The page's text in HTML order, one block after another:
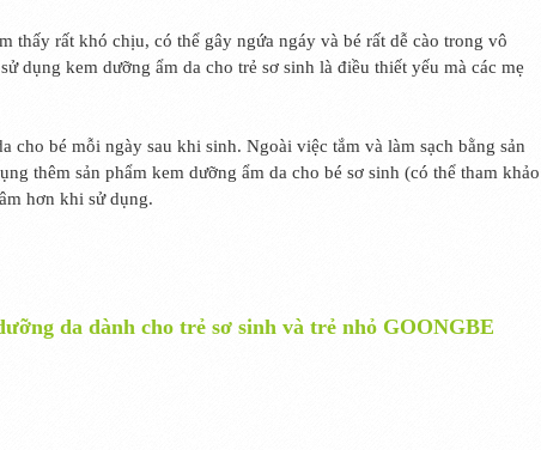
thấy rất khó chịu, có thể gây ngứa ngáy và bé rất dễ cào trong vô
dụng kem dưỡng ẩm da cho trẻ sơ sinh là điều thiết yếu mà các mẹ
cho bé mỗi ngày sau khi sinh. Ngoài việc tắm và làm sạch bằng sản
thêm sản phẩm kem dưỡng ẩm da cho bé sơ sinh (có thể tham khảo
hơn khi sử dụng.
da dành cho trẻ sơ sinh và trẻ nhỏ GOONGBE